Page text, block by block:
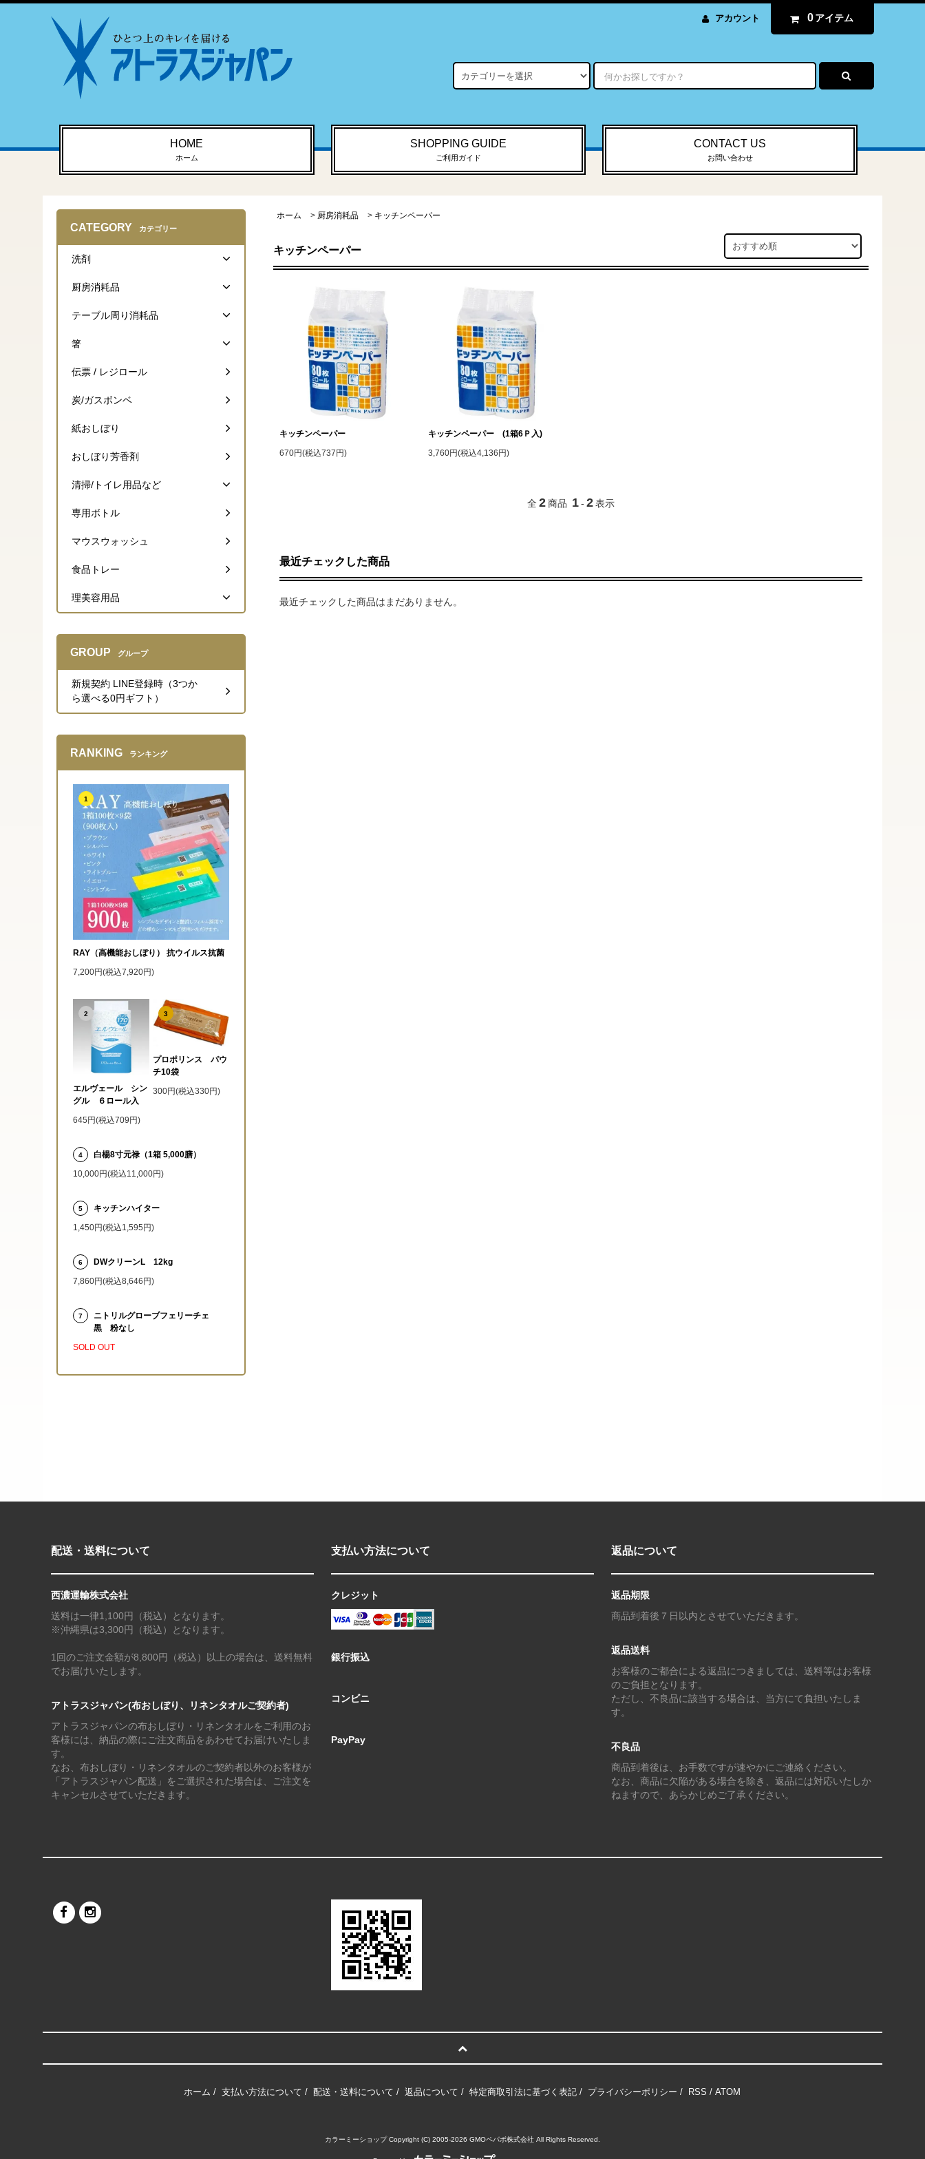
アカウント 0 アイテム
HOME
ホーム
SHOPPING GUIDE
ご利用ガイド
CONTACT US
お問い合わせ
ホーム > 厨房消耗品 > キッチンペーパー
キッチンペーパー
キッチンペーパー
670円(税込737円)
キッチンペーパー (1箱6Ｐ入)
3,760円(税込4,136円)
全2商品 1- 2表示
最近チェックした商品
最近チェックした商品はまだありません。
CATEGORY カテゴリー
洗剤
厨房消耗品
テーブル周り消耗品
箸
伝票 / レジロール
炭/ガスボンベ
紙おしぼり
おしぼり芳香剤
清掃/トイレ用品など
専用ボトル
マウスウォッシュ
食品トレー
理美容用品
GROUP グループ
新規契約 LINE登録時（3つか
ら選べる0円ギフト）
RANKING ランキング
1
RAY（高機能おしぼり） 抗ウイルス抗菌
7,200円(税込7,920円)
2
エルヴェール シン
グル ６ロール入
645円(税込709円)
3
プロポリンス パウ
チ10袋
300円(税込330円)
4
白楊8寸元禄（1箱 5,000膳）
10,000円(税込11,000円)
5
キッチンハイター
1,450円(税込1,595円)
6
DWクリーンL 12kg
7,860円(税込8,646円)
7
ニトリルグローブフェリーチェ
黒 粉なし
SOLD OUT
配送・送料について
西濃運輸株式会社
送料は一律1,100円（税込）となります。
※沖縄県は3,300円（税込）となります。
1回のご注文金額が8,800円（税込）以上の場合は、送料無料
でお届けいたします。
アトラスジャパン(布おしぼり、リネンタオルご契約者)
アトラスジャパンの布おしぼり・リネンタオルをご利用のお
客様には、納品の際にご注文商品をあわせてお届けいたしま
す。
なお、布おしぼり・リネンタオルのご契約者以外のお客様が
「アトラスジャパン配送」をご選択された場合は、ご注文を
キャンセルさせていただきます。
支払い方法について
クレジット
銀行振込
コンビニ
PayPay
返品について
返品期限
商品到着後７日以内とさせていただきます。
返品送料
お客様のご都合による返品につきましては、送料等はお客様
のご負担となります。
ただし、不良品に該当する場合は、当方にて負担いたしま
す。
不良品
商品到着後は、お手数ですが速やかにご連絡ください。
なお、商品に欠陥がある場合を除き、返品には対応いたしか
ねますので、あらかじめご了承ください。
ホーム / 支払い方法について / 配送・送料について / 返品について / 特定商取引法に基づく表記 / プライバシーポリシー / RSS /ATOM
カラーミーショップCopyright (C) 2005-2026 GMOペパボ株式会社 All Rights Reserved.